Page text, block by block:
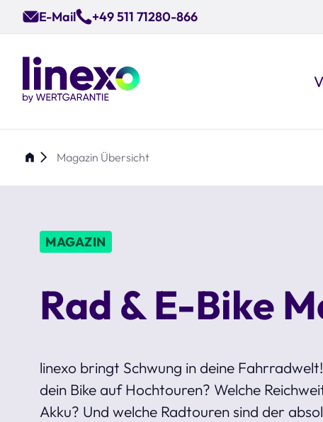
Skip
content
E-Mail +49 511 71280-866
Magazin Übersicht
MAGAZIN
Rad & E-Bike
linexo bringt Schwung in deine
dein Bike auf Hochtouren? Welche
Akku? Und welche Radtouren sind der